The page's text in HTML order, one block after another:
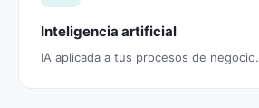
Inteligencia artificial
IA aplicada a tus procesos de negocio.